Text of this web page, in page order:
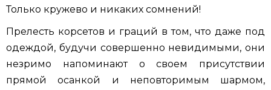
Только кружево и никаких сомнений!
Прелесть корсетов и граций в том, что даже под
одеждой, будучи совершенно невидимыми, они
незримо напоминают о своем присутствии
прямой осанкой и неповторимым шармом,